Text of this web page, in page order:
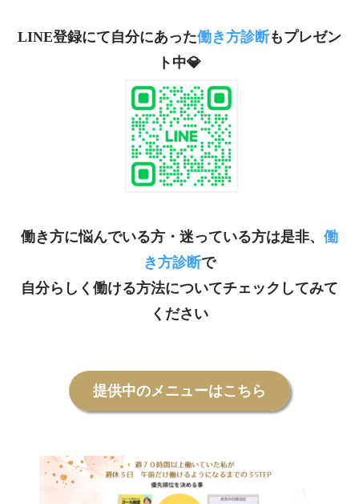
LINE登録にて自分にあった働き方診断もプレゼン
ト中💎
働き方に悩んでいる方・迷っている方は是非、 働
き方診断で
自分らしく働ける方法についてチェックしてみて
ください
提供中のメニューはこちら